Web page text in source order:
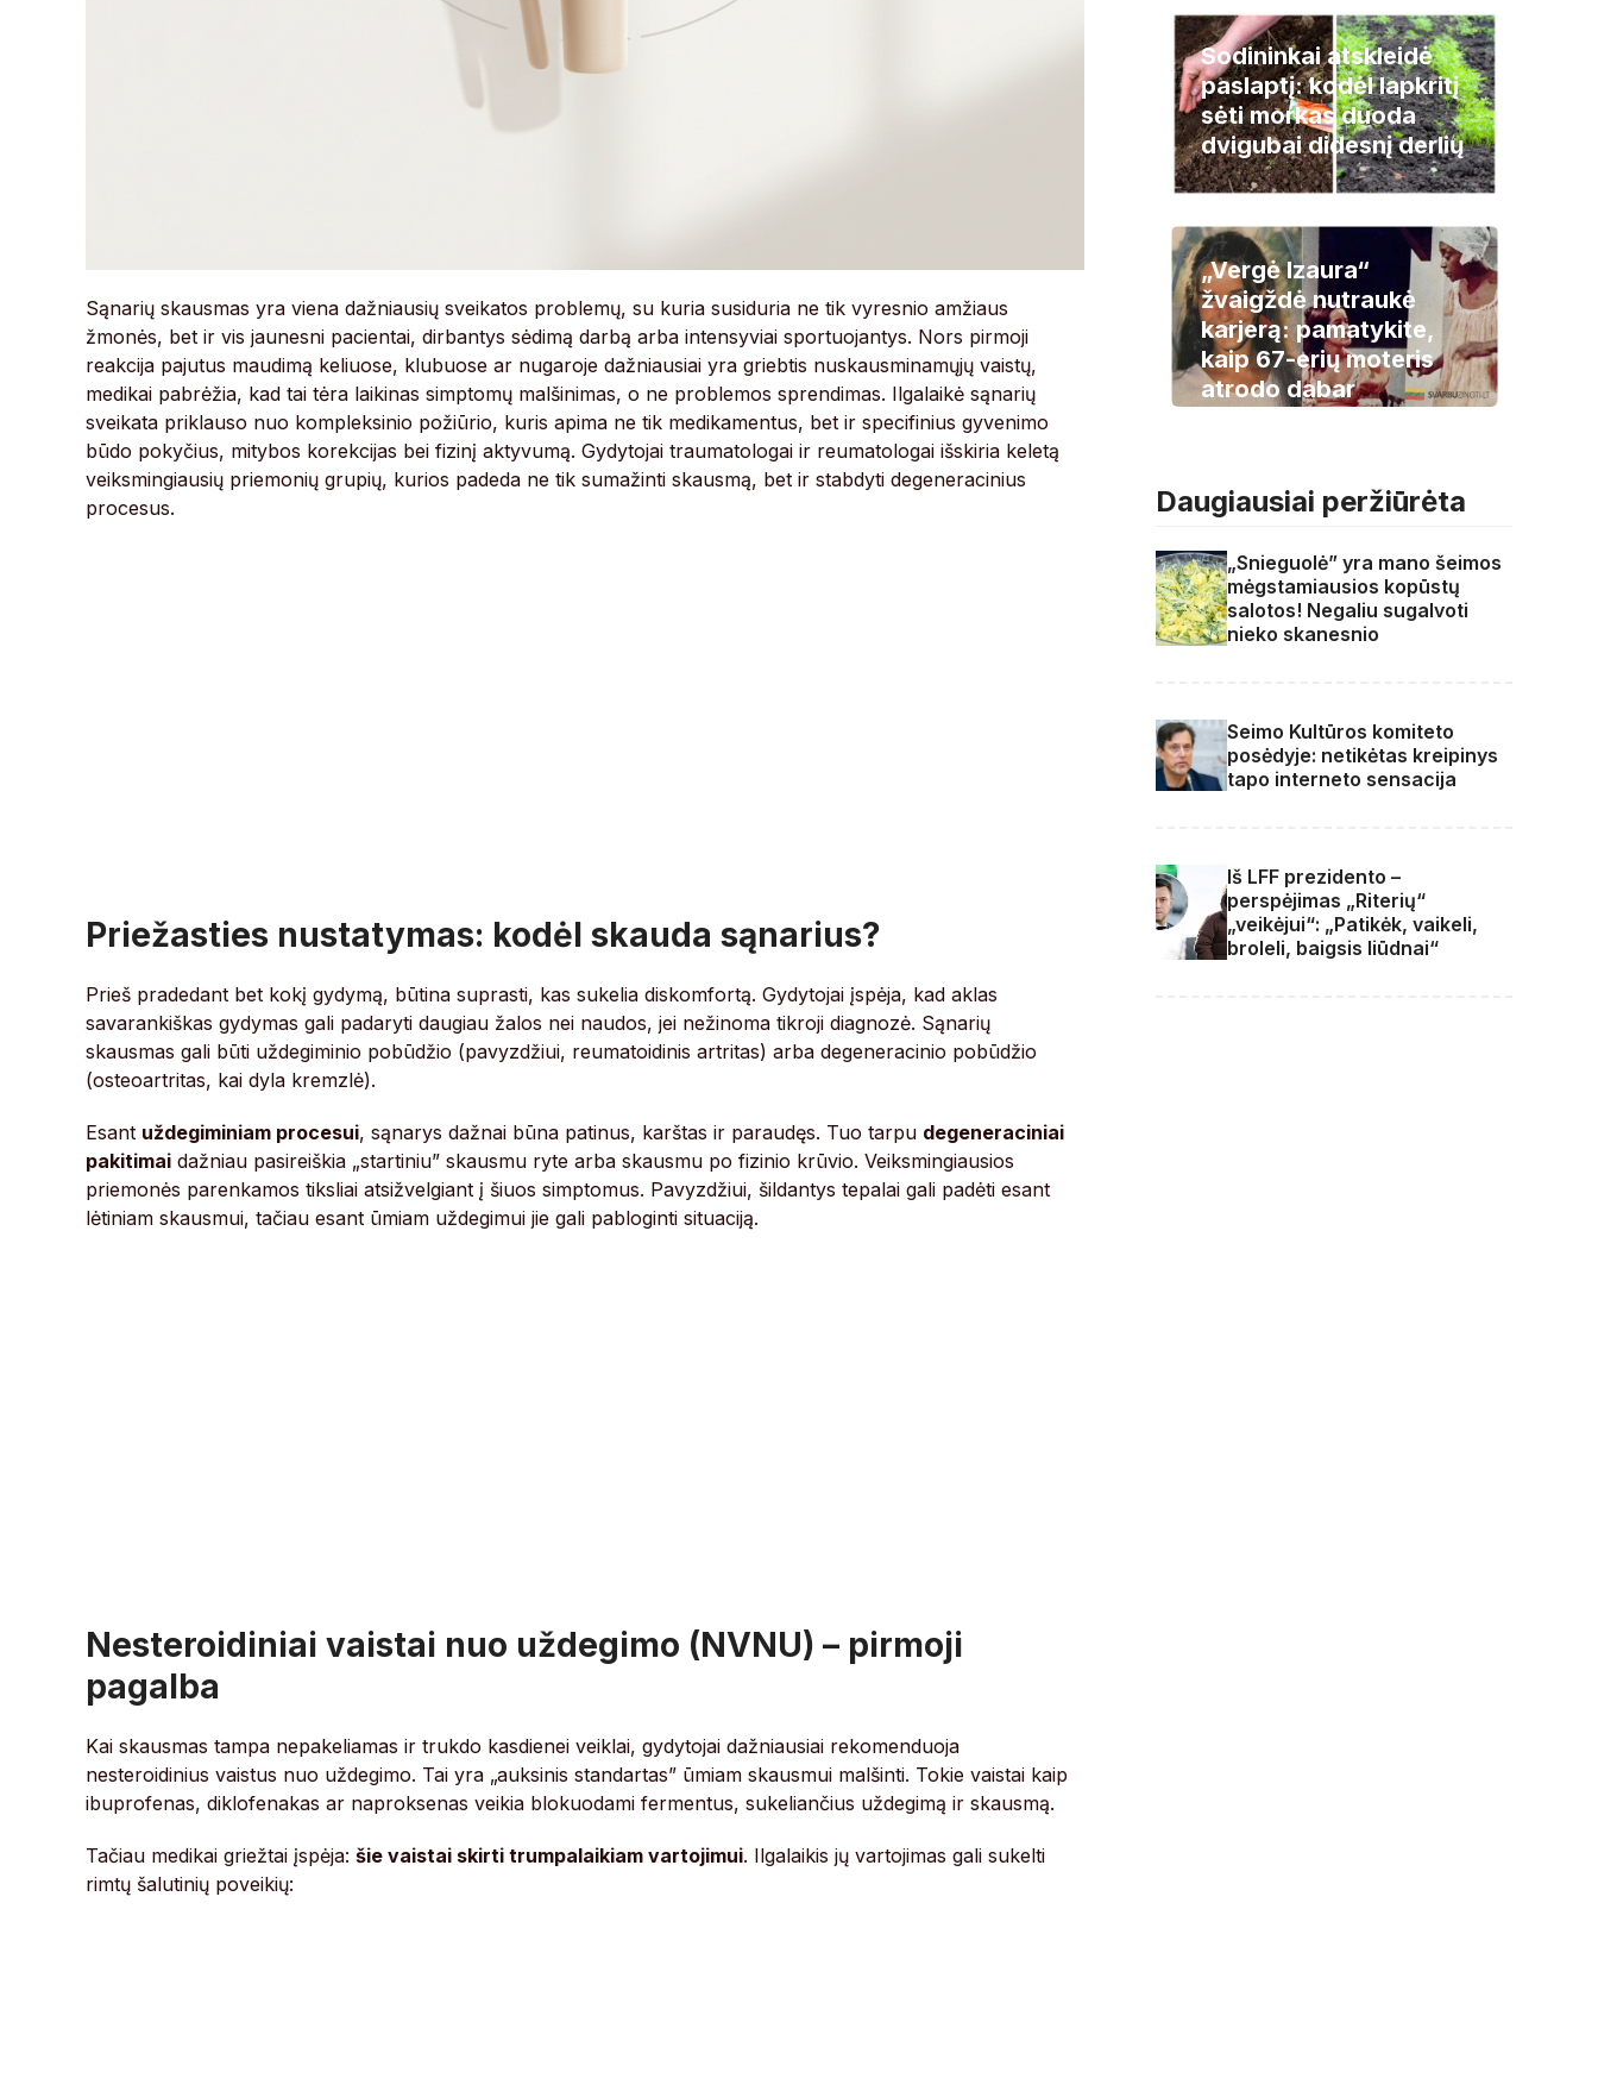
Sąnarių skausmas yra viena dažniausių sveikatos problemų, su kuria susiduria ne tik vyresnio amžiaus
žmonės, bet ir vis jaunesni pacientai, dirbantys sėdimą darbą arba intensyviai sportuojantys. Nors pirmoji
reakcija pajutus maudimą keliuose, klubuose ar nugaroje dažniausiai yra griebtis nuskausminamųjų vaistų,
medikai pabrėžia, kad tai tėra laikinas simptomų malšinimas, o ne problemos sprendimas. Ilgalaikė sąnarių
sveikata priklauso nuo kompleksinio požiūrio, kuris apima ne tik medikamentus, bet ir specifinius gyvenimo
būdo pokyčius, mitybos korekcijas bei fizinį aktyvumą. Gydytojai traumatologai ir reumatologai išskiria keletą
veiksmingiausių priemonių grupių, kurios padeda ne tik sumažinti skausmą, bet ir stabdyti degeneracinius
procesus.
Priežasties nustatymas: kodėl skauda sąnarius?
Prieš pradedant bet kokį gydymą, būtina suprasti, kas sukelia diskomfortą. Gydytojai įspėja, kad aklas
savarankiškas gydymas gali padaryti daugiau žalos nei naudos, jei nežinoma tikroji diagnozė. Sąnarių
skausmas gali būti uždegiminio pobūdžio (pavyzdžiui, reumatoidinis artritas) arba degeneracinio pobūdžio
(osteoartritas, kai dyla kremzlė).
Esant uždegiminiam procesui, sąnarys dažnai būna patinus, karštas ir paraudęs. Tuo tarpu degeneraciniai
pakitimai dažniau pasireiškia „startiniu” skausmu ryte arba skausmu po fizinio krūvio. Veiksmingiausios
priemonės parenkamos tiksliai atsižvelgiant į šiuos simptomus. Pavyzdžiui, šildantys tepalai gali padėti esant
lėtiniam skausmui, tačiau esant ūmiam uždegimui jie gali pabloginti situaciją.
Nesteroidiniai vaistai nuo uždegimo (NVNU) – pirmoji
pagalba
Kai skausmas tampa nepakeliamas ir trukdo kasdienei veiklai, gydytojai dažniausiai rekomenduoja
nesteroidinius vaistus nuo uždegimo. Tai yra „auksinis standartas” ūmiam skausmui malšinti. Tokie vaistai kaip
ibuprofenas, diklofenakas ar naproksenas veikia blokuodami fermentus, sukeliančius uždegimą ir skausmą.
Tačiau medikai griežtai įspėja: šie vaistai skirti trumpalaikiam vartojimui. Ilgalaikis jų vartojimas gali sukelti
rimtų šalutinių poveikių:
Sodininkai atskleidė
paslaptį: kodėl lapkritį
sėti morkas duoda
dvigubai didesnį derlių
„Vergė Izaura“
žvaigždė nutraukė
karjerą: pamatykite,
kaip 67-erių moteris
atrodo dabar
Daugiausiai peržiūrėta
„Snieguolė” yra mano šeimos
mėgstamiausios kopūstų
salotos! Negaliu sugalvoti
nieko skanesnio
Seimo Kultūros komiteto
posėdyje: netikėtas kreipinys
tapo interneto sensacija
Iš LFF prezidento –
perspėjimas „Riterių“
„veikėjui“: „Patikėk, vaikeli,
broleli, baigsis liūdnai“